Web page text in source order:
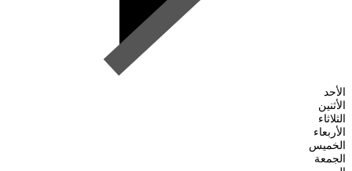
الأحد
الأثنين
الثلاثاء
الأربعاء
الخميس
الجمعة